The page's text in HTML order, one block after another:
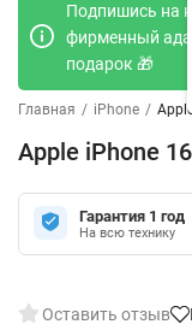
Подпишись на
фирменный
подарок 🎁
Главная / iPhone /
Apple iPhone
Гарантия 1 год
На всю технику
Оставить отзыв